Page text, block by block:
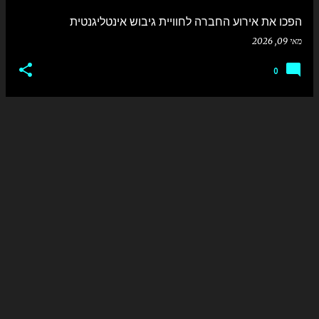
הפכו את אירוע החברה לחוויית גיבוש אינטליגנטית
מאי 09, 2026
0